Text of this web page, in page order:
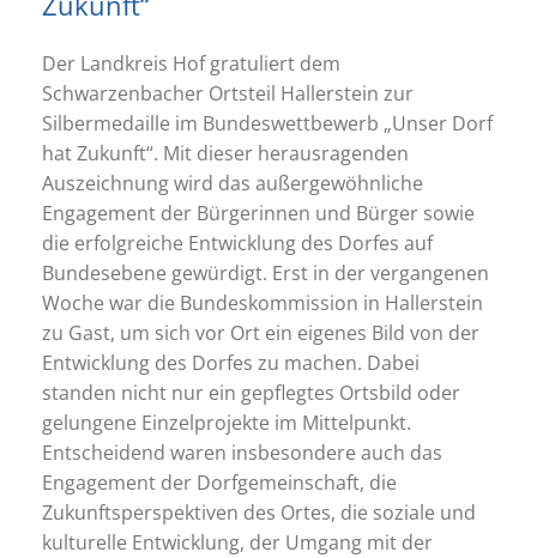
Der Landkreis Hof gratuliert dem
Schwarzenbacher Ortsteil Hallerstein zur
Silbermedaille im Bundeswettbewerb „Unser Dorf
hat Zukunft“. Mit dieser herausragenden
Auszeichnung wird das außergewöhnliche
Engagement der Bürgerinnen und Bürger sowie
die erfolgreiche Entwicklung des Dorfes auf
Bundesebene gewürdigt. Erst in der vergangenen
Woche war die Bundeskommission in Hallerstein
zu Gast, um sich vor Ort ein eigenes Bild von der
Entwicklung des Dorfes zu machen. Dabei
standen nicht nur ein gepflegtes Ortsbild oder
gelungene Einzelprojekte im Mittelpunkt.
Entscheidend waren insbesondere auch das
Engagement der Dorfgemeinschaft, die
Zukunftsperspektiven des Ortes, die soziale und
kulturelle Entwicklung, der Umgang mit der